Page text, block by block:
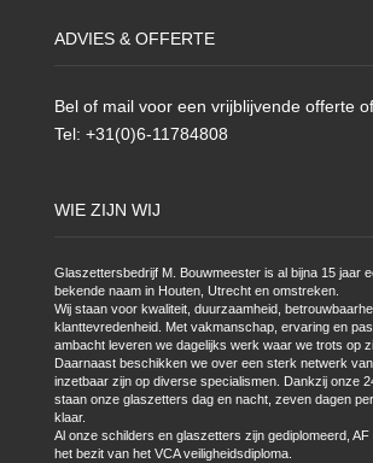
ADVIES & OFFERTE
Bel of mail voor een vrijblijvende offerte
Tel: +31(0)6-11784808
WIE ZIJN WIJ
Glaszettersbedrijf M. Bouwmeester is al bijna 15 jaar
bekende naam in Houten, Utrecht en omstreken.
Wij staan voor kwaliteit, duurzaamheid,
klanttevredenheid. Met vakmanschap, ervaring en
ambacht leveren we dagelijks werk waar we trots op
Daarnaast beschikken we over een sterk netwerk
inzetbaar zijn op diverse specialismen. Dankzij onze
staan onze glaszetters dag en nacht, zeven dagen
klaar.
Al onze schilders en glaszetters zijn gediplomeerd,
het bezit van het VCA veiligheidsdiploma.